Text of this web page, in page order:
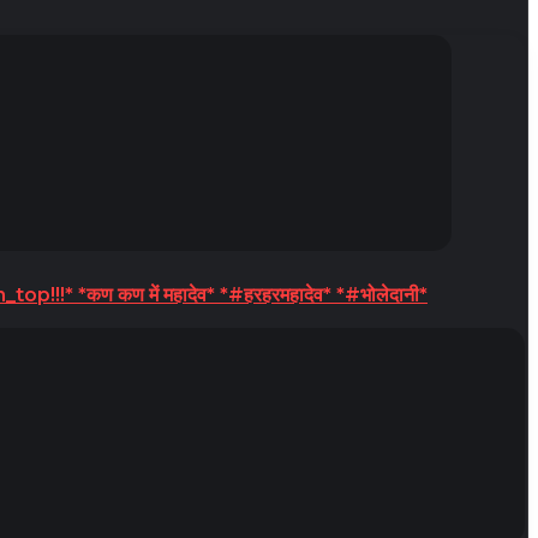
*कण कण में महादेव* *#हरहरमहादेव* *#भोलेदानी*